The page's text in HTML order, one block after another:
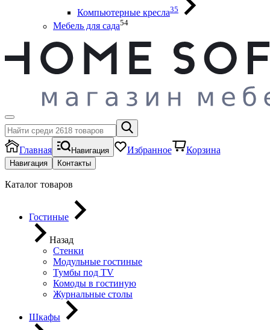
Компьютерные кресла35
Мебель для сада54
Главная Навигация Избранное Корзина
Навигация Контакты
Каталог товаров
Гостиные
Назад
Стенки
Модульные гостиные
Тумбы под ТV
Комоды в гостиную
Журнальные столы
Шкафы